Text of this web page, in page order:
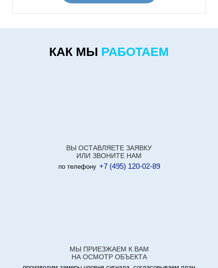
КАК МЫ РАБОТАЕМ
ВЫ ОСТАВЛЯЕТЕ ЗАЯВКУ
ИЛИ ЗВОНИТЕ НАМ
по телефону +7 (495) 120-02-89
МЫ ПРИЕЗЖАЕМ К ВАМ
НА ОСМОТР ОБЪЕКТА